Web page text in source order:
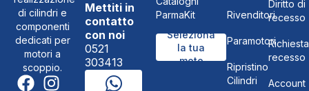
di cilindri e
componenti
dedicati per
motori a
scoppio.
Mettiti in
contatto
con noi
0521
303413
ParmaKit
Seleziona
la tua
moto
Rivenditori
Paramotori
Ripristino
Cilindri
Diritto di
recesso
Richiesta
recesso
Account